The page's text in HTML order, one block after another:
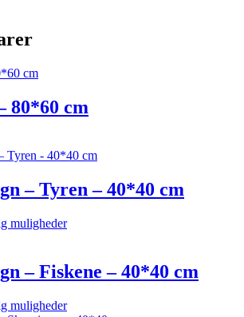
80*60 cm
– Tyren – 40*40 cm
mulighederDette
flere
varianter.
kan
– Fiskene – 40*40 cm
mulighederDette